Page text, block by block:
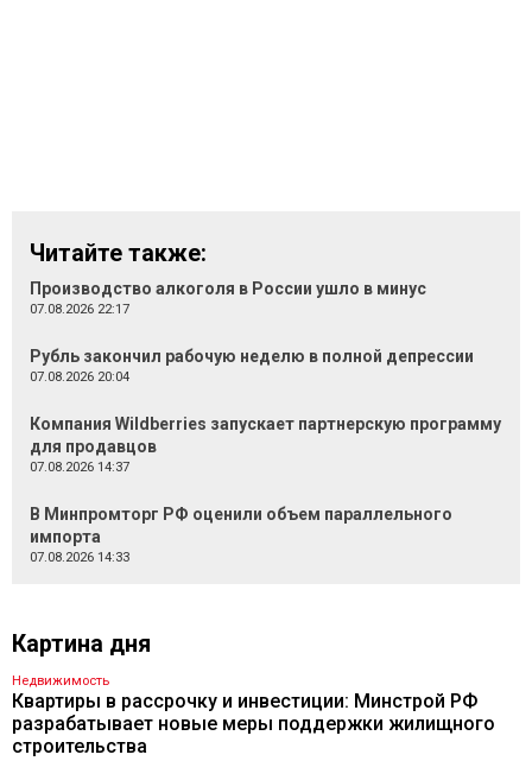
Читайте также:
Производство алкоголя в России ушло в минус
07.08.2026 22:17
Рубль закончил рабочую неделю в полной депрессии
07.08.2026 20:04
Компания Wildberries запускает партнерскую программу
для продавцов
07.08.2026 14:37
В Минпромторг РФ оценили объем параллельного
импорта
07.08.2026 14:33
Картина дня
Недвижимость
Квартиры в рассрочку и инвестиции: Минстрой РФ
разрабатывает новые меры поддержки жилищного
строительства